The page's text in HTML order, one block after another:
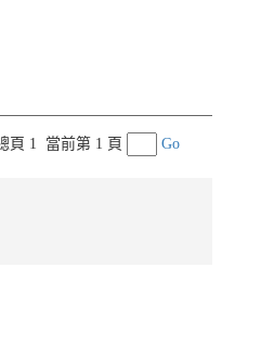
頁 1 當前第 1 頁 Go